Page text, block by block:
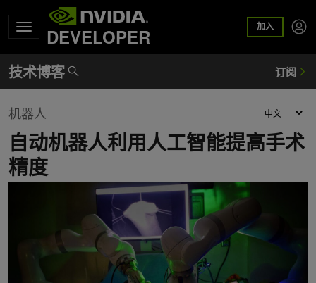
DEVELOPER 加入
机器人
自动机器人利用人工智能提高手术
精度